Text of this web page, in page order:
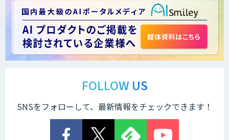
FOLLOW US
SNSをフォローして、最新情報をチェックできます！